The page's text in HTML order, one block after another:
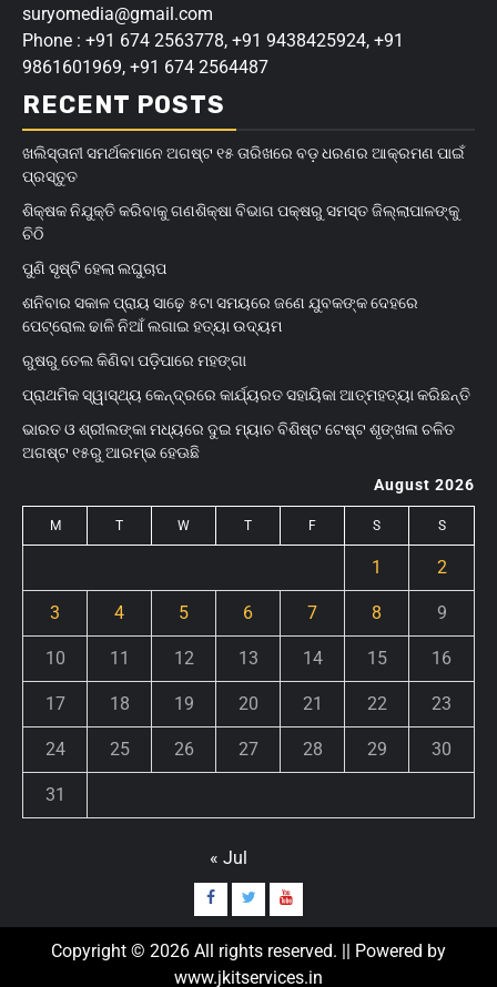
suryomedia@gmail.com
Phone : +91 674 2563778, +91 9438425924, +91
9861601969, +91 674 2564487
RECENT POSTS
ଖଲିସ୍ତାନୀ ସମର୍ଥକମାନେ ଅଗଷ୍ଟ ୧୫ ତାରିଖରେ ବଡ଼ ଧରଣର ଆକ୍ରମଣ ପାଇଁ
ପ୍ରସ୍ତୁତ
ଶିକ୍ଷକ ନିଯୁକ୍ତି କରିବାକୁ ଗଣଶିକ୍ଷା ବିଭାଗ ପକ୍ଷରୁ ସମସ୍ତ ଜିଲ୍ଲାପାଳଙ୍କୁ
ଚିଠି
ପୁଣି ସୃଷ୍ଟି ହେଲା ଲଘୁଚାପ
ଶନିବାର ସକାଳ ପ୍ରାୟ ସାଢ଼େ ୫ଟା ସମୟରେ ଜଣେ ଯୁବକଙ୍କ ଦେହରେ
ପେଟ୍ରୋଲ ଢାଳି ନିଆଁ ଲଗାଇ ହତ୍ୟା ଉଦ୍ୟମ
ରୁଷରୁ ତେଲ କିଣିବା ପଡ଼ିପାରେ ମହଙ୍ଗା
ପ୍ରାଥମିକ ସ୍ୱାସ୍ଥ୍ୟ କେନ୍ଦ୍ରରେ କାର୍ଯ୍ୟରତ ସହାୟିକା ଆତ୍ମହତ୍ୟା କରିଛନ୍ତି
ଭାରତ ଓ ଶ୍ରୀଲଙ୍କା ମଧ୍ୟରେ ଦୁଇ ମ୍ୟାଚ ବିଶିଷ୍ଟ ଟେଷ୍ଟ ଶୃଙ୍ଖଳା ଚଳିତ
ଅଗଷ୍ଟ ୧୫ରୁ ଆରମ୍ଭ ହେଊଛି
August 2026
M T W T F S S
1 2
3 4 5 6 7 8 9
10 11 12 13 14 15 16
17 18 19 20 21 22 23
24 25 26 27 28 29 30
31
« Jul
Copyright © 2026 All rights reserved. || Powered by
www.jkitservices.in